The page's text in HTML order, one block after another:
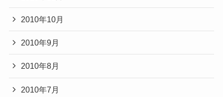
2010年10月
2010年9月
2010年8月
2010年7月